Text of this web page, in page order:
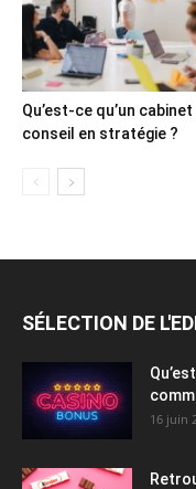
Qu’est-ce qu’un
conseil en stratégie ?
SÉLECTION DE
16 juin